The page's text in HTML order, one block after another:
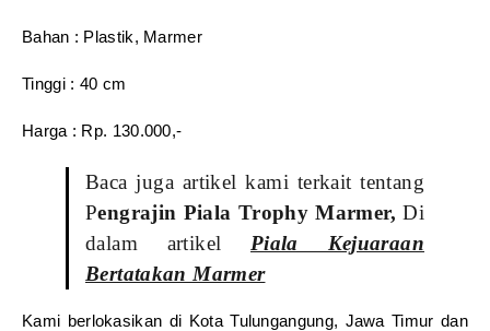
Bahan : Plastik, Marmer
Tinggi : 40 cm
Harga : Rp. 130.000,-
Baca juga artikel kami terkait tentang
Pengrajin Piala Trophy Marmer,Di
dalam artikel Piala Kejuaraan
Bertatakan Marmer
Kami berlokasikan di Kota Tulungangung, Jawa Timur dan